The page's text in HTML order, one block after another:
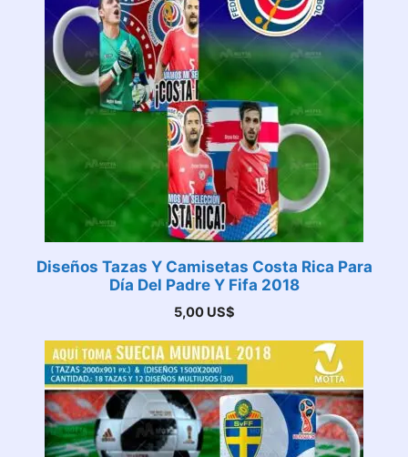
Diseños Tazas Y Camisetas Costa Rica Para
Día Del Padre Y Fifa 2018
5,00 US$